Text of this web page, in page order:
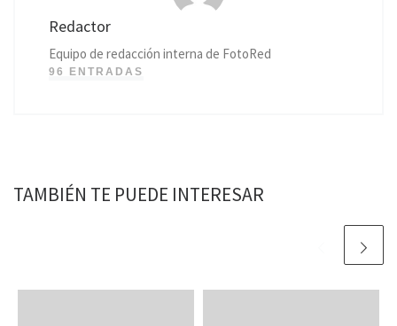
Redactor
Equipo de redacción interna de FotoRed
96 ENTRADAS
TAMBIÉN TE PUEDE INTERESAR